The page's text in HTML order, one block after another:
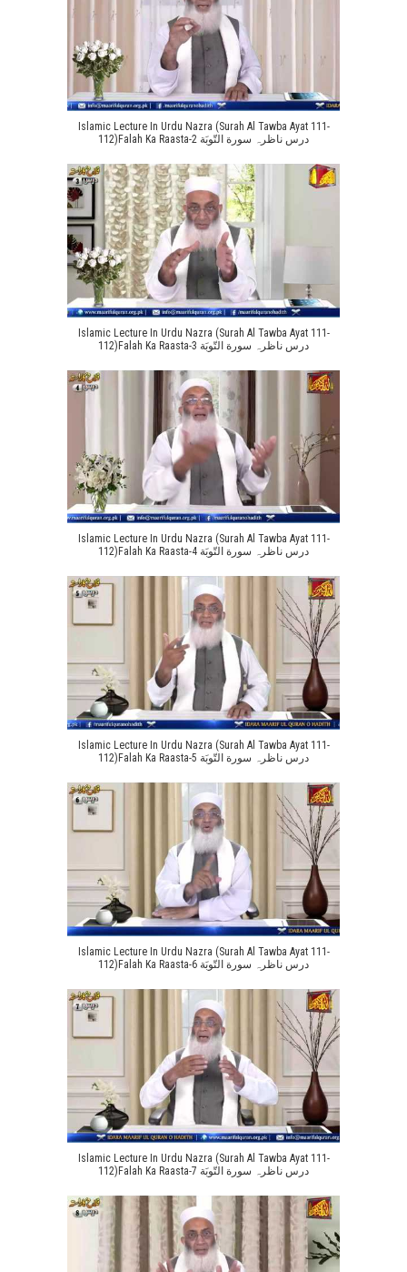
Islamic Lecture In Urdu Nazra (Surah Al Tawba Ayat 111-
112)Falah Ka Raasta-2 درس ناظرہ سورة التّوبَة
Islamic Lecture In Urdu Nazra (Surah Al Tawba Ayat 111-
112)Falah Ka Raasta-3 درس ناظرہ سورة التّوبَة
Islamic Lecture In Urdu Nazra (Surah Al Tawba Ayat 111-
112)Falah Ka Raasta-4 درس ناظرہ سورة التّوبَة
Islamic Lecture In Urdu Nazra (Surah Al Tawba Ayat 111-
112)Falah Ka Raasta-5 درس ناظرہ سورة التّوبَة
Islamic Lecture In Urdu Nazra (Surah Al Tawba Ayat 111-
112)Falah Ka Raasta-6 درس ناظرہ سورة التّوبَة
Islamic Lecture In Urdu Nazra (Surah Al Tawba Ayat 111-
112)Falah Ka Raasta-7 درس ناظرہ سورة التّوبَة